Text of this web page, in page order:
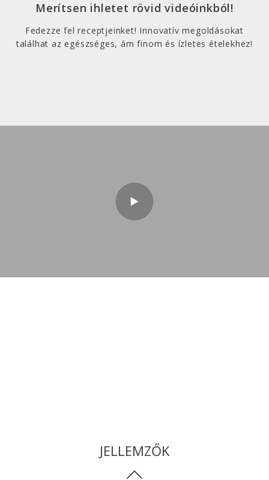
Merítsen ihletet rövid videóinkból!
Fedezze fel receptjeinket! Innovatív megoldásokat
találhat az egészséges, ám finom és ízletes ételekhez!
JELLEMZŐK